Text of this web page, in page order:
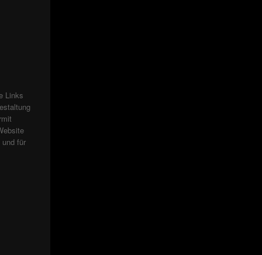
Links
für